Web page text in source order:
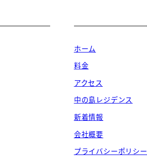
ホーム
料金
アクセス
中の島レジデンス
新着情報
会社概要
プライバシーポリシー